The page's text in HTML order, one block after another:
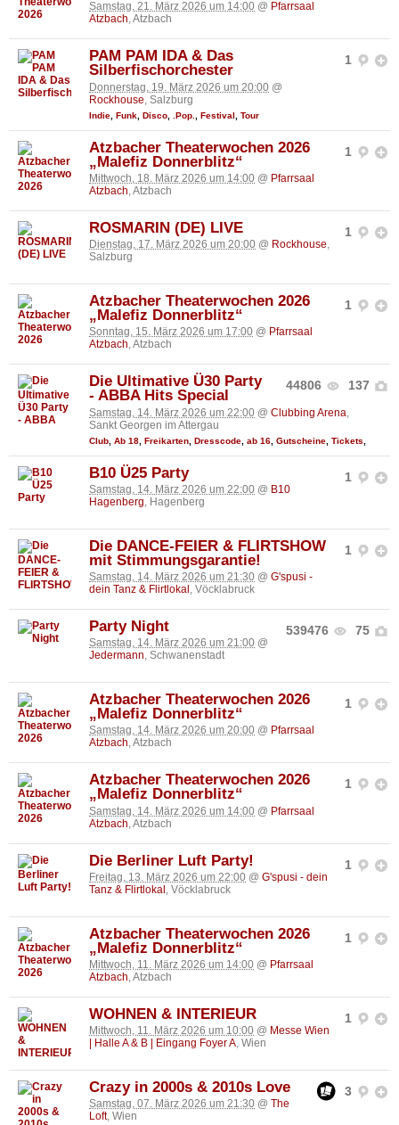
Samstag, 21. März 2026 um 14:00 @ Pfarrsaal
Atzbach, Atzbach
1
PAM PAM IDA & Das
Silberfischorchester
Donnerstag, 19. März 2026 um 20:00 @
Rockhouse , Salzburg
Indie Funk Disco .Pop. Festival Tour
1
Atzbacher Theaterwochen 2026
„Malefiz Donnerblitz“
Mittwoch, 18. März 2026 um 14:00 @ Pfarrsaal
Atzbach, Atzbach
1
ROSMARIN (DE) LIVE
Dienstag, 17. März 2026 um 20:00 @ Rockhouse,
Salzburg
1
Atzbacher Theaterwochen 2026
„Malefiz Donnerblitz“
Sonntag, 15. März 2026 um 17:00 @ Pfarrsaal
Atzbach, Atzbach
44806 137
Die Ultimative Ü30 Party
- ABBA Hits Special
Samstag, 14. März 2026 um 22:00 @ Clubbing Arena
Sankt Georgen im Attergau
Club Ab 18 Freikarten Dresscode ab 16 Gutscheine Tickets
1
B10 Ü25 Party
Samstag, 14. März 2026 um 22:00 @ B10
Hagenberg, Hagenberg
1
Die DANCE-FEIER & FLIRTSHOW
mit Stimmungsgarantie!
Samstag, 14. März 2026 um 21:30 @ G'spusi -
dein Tanz & Flirtlokal , Vöcklabruck
539476 75
Party Night
Samstag, 14. März 2026 um 21:00 @
Jedermann, Schwanenstadt
1
Atzbacher Theaterwochen 2026
„Malefiz Donnerblitz“
Samstag, 14. März 2026 um 20:00 @ Pfarrsaal
Atzbach, Atzbach
1
Atzbacher Theaterwochen 2026
„Malefiz Donnerblitz“
Samstag, 14. März 2026 um 14:00 @ Pfarrsaal
Atzbach , Atzbach
1
Die Berliner Luft Party!
Freitag, 13. März 2026 um 22:00 @ G'spusi - dein
Tanz & Flirtlokal , Vöcklabruck
1
Atzbacher Theaterwochen 2026
„Malefiz Donnerblitz“
Mittwoch, 11. März 2026 um 14:00 @ Pfarrsaal
Atzbach, Atzbach
1
WOHNEN & INTERIEUR
Mittwoch, 11. März 2026 um 10:00 @ Messe Wien
| Halle A & B | Eingang Foyer A, Wien
3
Crazy in 2000s & 2010s Love
Samstag, 07. März 2026 um 21:30 @ The
Loft, Wien